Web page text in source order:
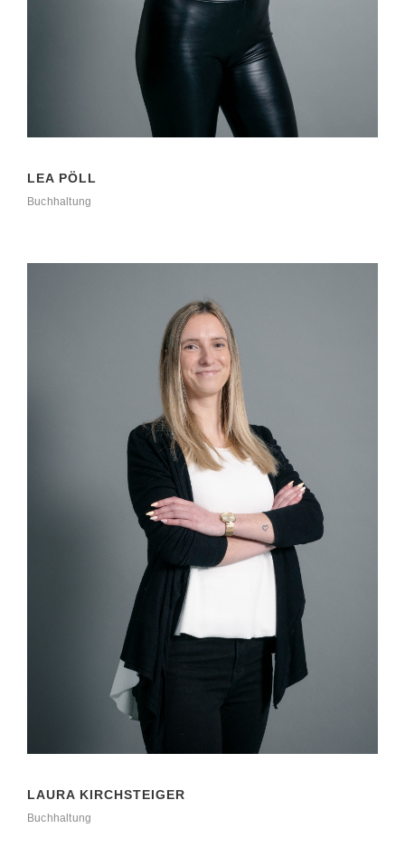
LEA PÖLL
Buchhaltung
LAURA KIRCHSTEIGER
Buchhaltung